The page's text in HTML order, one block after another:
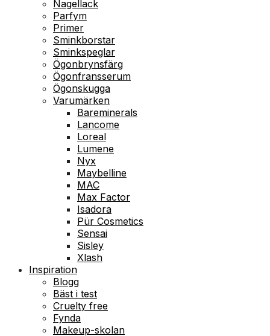
Nagellack
Parfym
Primer
Sminkborstar
Sminkspeglar
Ögonbrynsfärg
Ögonfransserum
Ögonskugga
Varumärken
Bareminerals
Lancome
Loreal
Lumene
Nyx
Maybelline
MAC
Max Factor
Isadora
Pür Cosmetics
Sensai
Sisley
Xlash
Inspiration
Blogg
Bäst i test
Cruelty free
Fynda
Makeup-skolan